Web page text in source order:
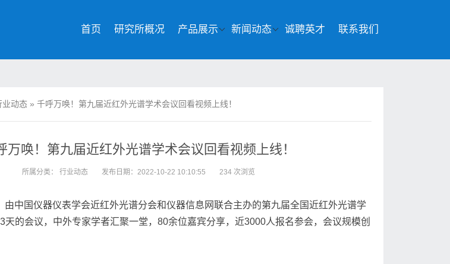
首页 研究所概况 产品展示 新闻动态 诚聘英才 联系我们
业动态 » 千呼万唤！第九届近红外光谱学术会议回看视频上线！
万唤！第九届近红外光谱学术会议回看视频上线！
所属分类： 行业动态 发布日期：2022-10-22 10:10:55 234 次浏览
由中国仪器仪表学会近红外光谱分会和仪器信息网联合主办的第九届全国近红外光谱学
天的会议，中外专家学者汇聚一堂，80余位嘉宾分享，近3000人报名参会，会议规模创